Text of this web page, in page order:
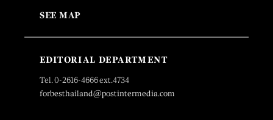
SEE MAP
EDITORIAL DEPARTMENT
Tel. 0-2616-4666 ext.4734
forbesthailand@postintermedia.com